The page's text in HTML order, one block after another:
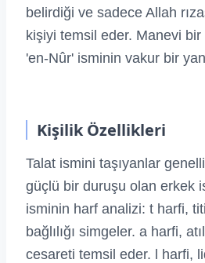
belirdiği ve sadece Allah
kişiyi temsil eder. Manevi
'en-Nûr' isminin vakur bir
Kişilik Özellikleri
Talat ismini taşıyanlar
güçlü bir duruşu olan erkek
isminin harf analizi: t harfi,
bağlılığı simgeler. a harfi,
cesareti temsil eder. l harfi,